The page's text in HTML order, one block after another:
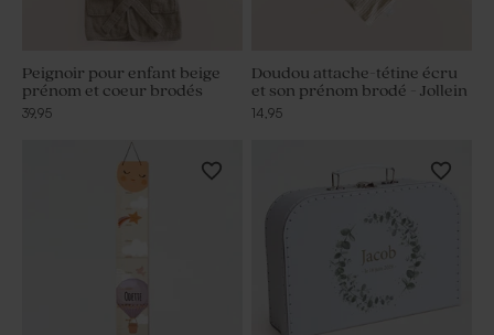
Peignoir pour enfant beige
prénom et coeur brodés
39,95
Doudou attache-tétine écru
et son prénom brodé - Jollein
14,95